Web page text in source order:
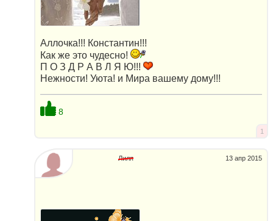
Аллочка!!! Константин!!!
Как же это чудесно!
П О З Д Р А В Л Я Ю!!!
Нежности! Уюта! и Мира вашему дому!!!
8
1
13 апр 2015
Лиля